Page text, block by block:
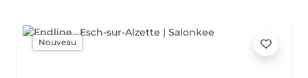
Nouveau